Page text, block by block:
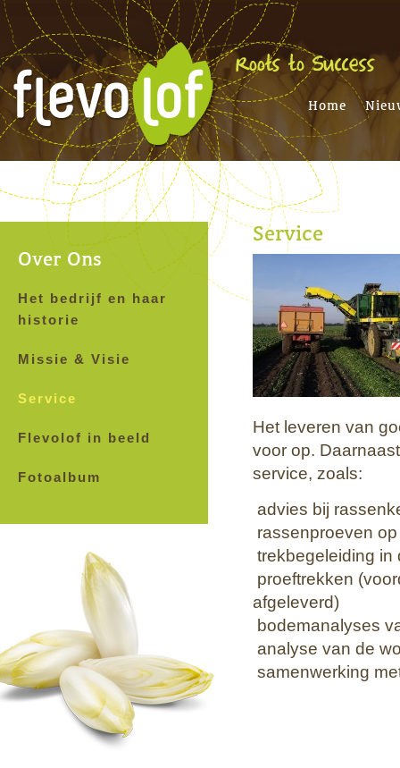
Home
Over Ons
Het bedrijf en haar
historie
Missie & Visie
Service
Flevolof in beeld
Fotoalbum
Service
Het leveren van
voor op.
service, zoals:
 advies bij
 rassenproeven
 trekbegeleiding
 proeftrekken
afgeleverd)
 bodemanalyses
 analyse van de
 samenwerking